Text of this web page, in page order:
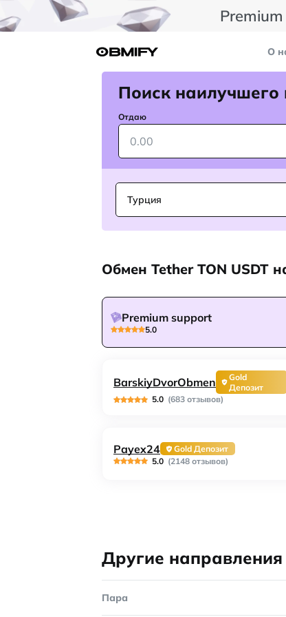
О
Поиск
Отдаю
Турция
Обмен Tether TON USDT
Premium support
5.0
BarskiyDvorObmen
Gold
Депозит
5.0 (683 отзывов)
Payex24
Gold Депозит
5.0 (2148 отзывов)
Другие
Пара